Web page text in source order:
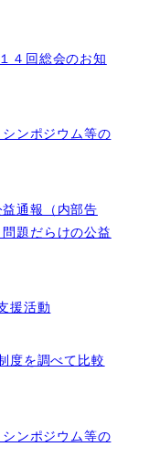
４回総会のお知
ンポジウム等の
通報（内部告
題だらけの公益
援活動
度を調べて比較
ンポジウム等の